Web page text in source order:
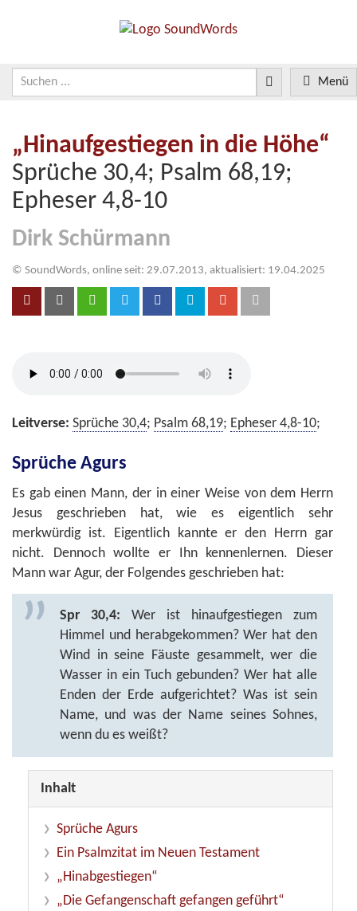
Menü
„Hinaufgestiegen in die Höhe“
Sprüche 30,4; Psalm 68,19;
Epheser 4,8-10
Dirk Schürmann
© SoundWords, online seit: 29.07.2013, aktualisiert: 19.04.2025
Leitverse: Sprüche 30,4; Psalm 68,19; Epheser 4,8-10;
Sprüche Agurs
Es gab einen Mann, der in einer Weise von dem Herrn
Jesus geschrieben hat, wie es eigentlich sehr
merkwürdig ist. Eigentlich kannte er den Herrn gar
nicht. Dennoch wollte er Ihn kennenlernen. Dieser
Mann war Agur, der Folgendes geschrieben hat:
Spr 30,4: Wer ist hinaufgestiegen zum
Himmel und herabgekommen? Wer hat den
Wind in seine Fäuste gesammelt, wer die
Wasser in ein Tuch gebunden? Wer hat alle
Enden der Erde aufgerichtet? Was ist sein
Name, und was der Name seines Sohnes,
wenn du es weißt?
Inhalt
Sprüche Agurs
Ein Psalmzitat im Neuen Testament
„Hinabgestiegen“
„Die Gefangenschaft gefangen geführt“